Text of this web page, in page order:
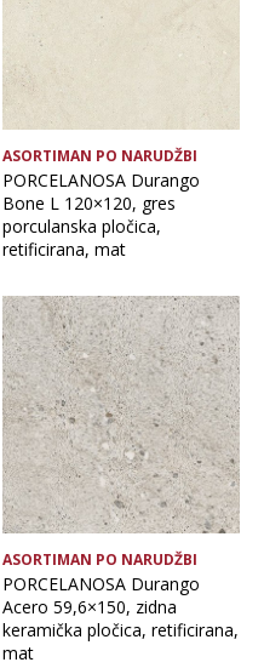
ASORTIMAN PO NARUDŽBI
PORCELANOSA Durango
Bone L 120×120, gres
porculanska pločica,
retificirana, mat
ASORTIMAN PO NARUDŽBI
PORCELANOSA Durango
Acero 59,6×150, zidna
keramička pločica, retificirana,
mat